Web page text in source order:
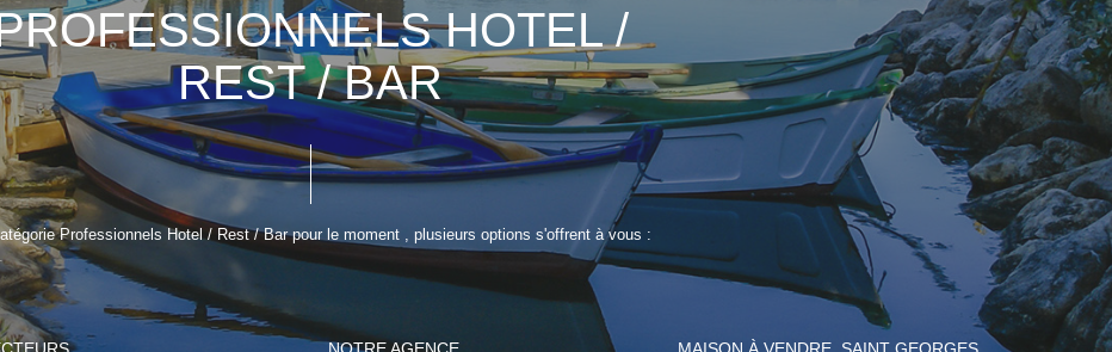
HOTEL /
REST / BAR
Professionnels Hotel / Rest / Bar pour le moment , plusieurs options s'offrent à vous :